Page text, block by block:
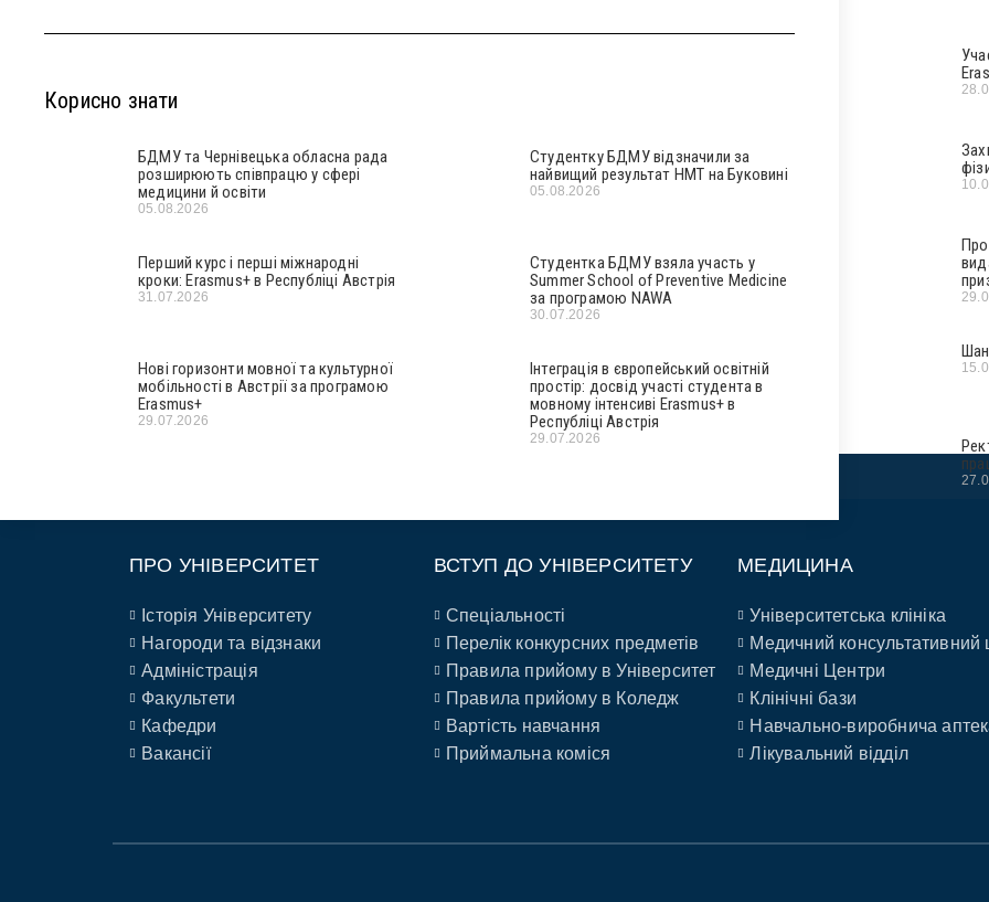
Корисно знати
БДМУ та Чернівецька обласна рада
розширюють співпрацю у сфері
медицини й освіти
05.08.2026
Студентку БДМУ відзначили за
найвищий результат НМТ на Буковині
05.08.2026
Перший курс і перші міжнародні
кроки: Erasmus+ в Республіці Австрія
31.07.2026
Студентка БДМУ взяла участь у
Summer School of Preventive Medicine
за програмою NAWA
30.07.2026
Нові горизонти мовної та культурної
мобільності в Австрії за програмою
Erasmus+
29.07.2026
Інтеграція в європейський освітній
простір: досвід участі студента в
мовному інтенсиві Erasmus+ в
Республіці Австрія
29.07.2026
ПРО УНІВЕРСИТЕТ
Історія Університету
Нагороди та відзнаки
Адміністрація
Факультети
Кафедри
Вакансії
ВСТУП ДО УНІВЕРСИТЕТУ
Спеціальності
Перелік конкурсних предметів
Правила прийому в Університет
Правила прийому в Коледж
Вартість навчання
Приймальна коміся
МЕДИЦИНА
Університетська клініка
Медичний консультативний
Медичні Центри
Клінічні бази
Навчально-виробнича
Лікувальний відділ